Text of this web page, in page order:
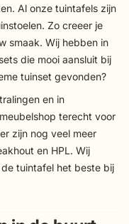
Al onze tuintafels zijn
Zo creeer je
smaak. Wij hebben in
die mooi aansluit bij
tuinset gevonden?
en in
terecht voor
zijn nog veel meer
en HPL. Wij
tuintafel het beste bij